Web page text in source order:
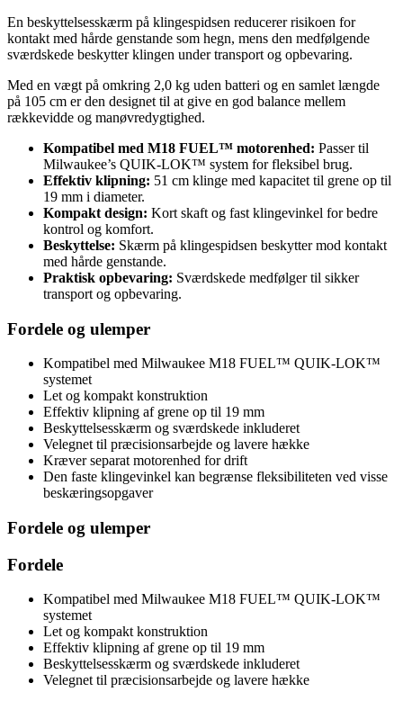
En beskyttelsesskærm på klingespidsen reducerer risikoen for
kontakt med hårde genstande som hegn, mens den medfølgende
sværdskede beskytter klingen under transport og opbevaring.
Med en vægt på omkring 2,0 kg uden batteri og en samlet længde
på 105 cm er den designet til at give en god balance mellem
rækkevidde og manøvredygtighed.
Kompatibel med M18 FUEL™ motorenhed: Passer til
Milwaukee’s QUIK-LOK™ system for fleksibel brug.
Effektiv klipning: 51 cm klinge med kapacitet til grene op til
19 mm i diameter.
Kompakt design: Kort skaft og fast klingevinkel for bedre
kontrol og komfort.
Beskyttelse: Skærm på klingespidsen beskytter mod kontakt
med hårde genstande.
Praktisk opbevaring: Sværdskede medfølger til sikker
transport og opbevaring.
Fordele og ulemper
Kompatibel med Milwaukee M18 FUEL™ QUIK-LOK™
systemet
Let og kompakt konstruktion
Effektiv klipning af grene op til 19 mm
Beskyttelsesskærm og sværdskede inkluderet
Velegnet til præcisionsarbejde og lavere hække
Kræver separat motorenhed for drift
Den faste klingevinkel kan begrænse fleksibiliteten ved visse
beskæringsopgaver
Fordele og ulemper
Fordele
Kompatibel med Milwaukee M18 FUEL™ QUIK-LOK™
systemet
Let og kompakt konstruktion
Effektiv klipning af grene op til 19 mm
Beskyttelsesskærm og sværdskede inkluderet
Velegnet til præcisionsarbejde og lavere hække